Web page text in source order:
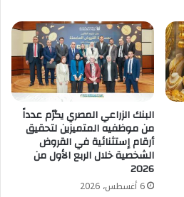
البنك الزراعي المصري يكرّم عدداً
من موظفيه المتميزين لتحقيق
أرقام إستثنائية في القروض
الشخصية خلال الربع الأول من
2026
6 أغسطس، 2026